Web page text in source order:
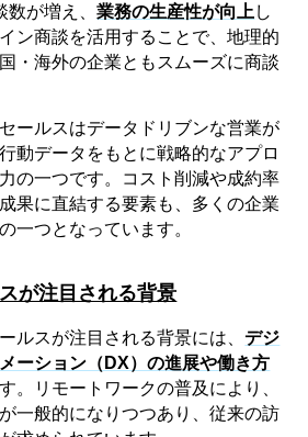
数が増え、業務の生産性が向上 し
ン商談を活用することで、地理的
・海外の企業ともスムーズに商談
ールスはデータドリブンな営業が
動データをもとに戦略的なアプロ
の一つです。コスト削減や成約率
果に直結する要素も、多くの企業
一つとなっています。
が注目される背景
ルスが注目される背景には、デジ
ーション（DX）の進展や働き方
。リモートワークの普及により、
一般的になりつつあり、従来の訪